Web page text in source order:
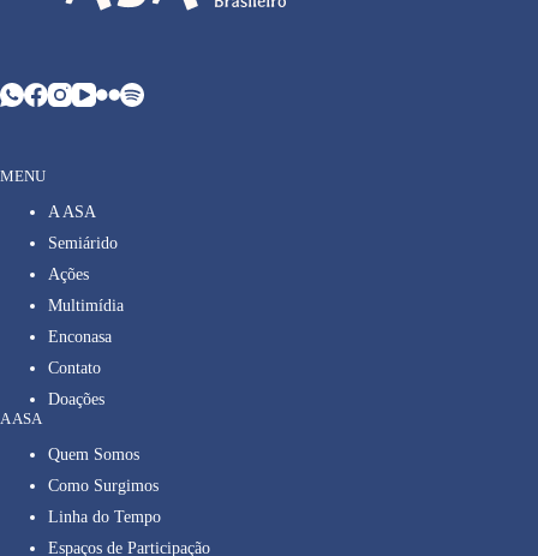
MENU
A ASA
Semiárido
Ações
Multimídia
Enconasa
Contato
Doações
A ASA
Quem Somos
Como Surgimos
Linha do Tempo
Espaços de Participação